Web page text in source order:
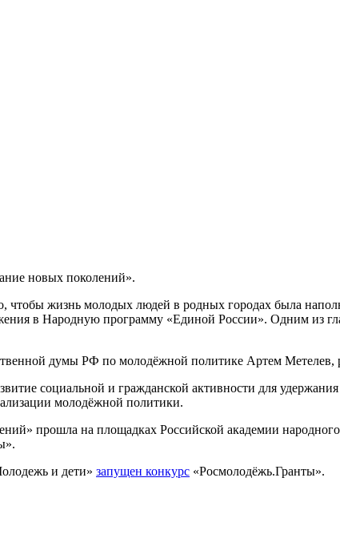
новых поколений».
чтобы жизнь молодых людей в родных городах была
в Народную программу «Единой России». Одним из
думы РФ по молодёжной политике Артем
социальной и гражданской активности для
молодёжной политики.
прошла на площадках Российской академии
и дети» запущен конкурс «Росмолодёжь.Гранты».